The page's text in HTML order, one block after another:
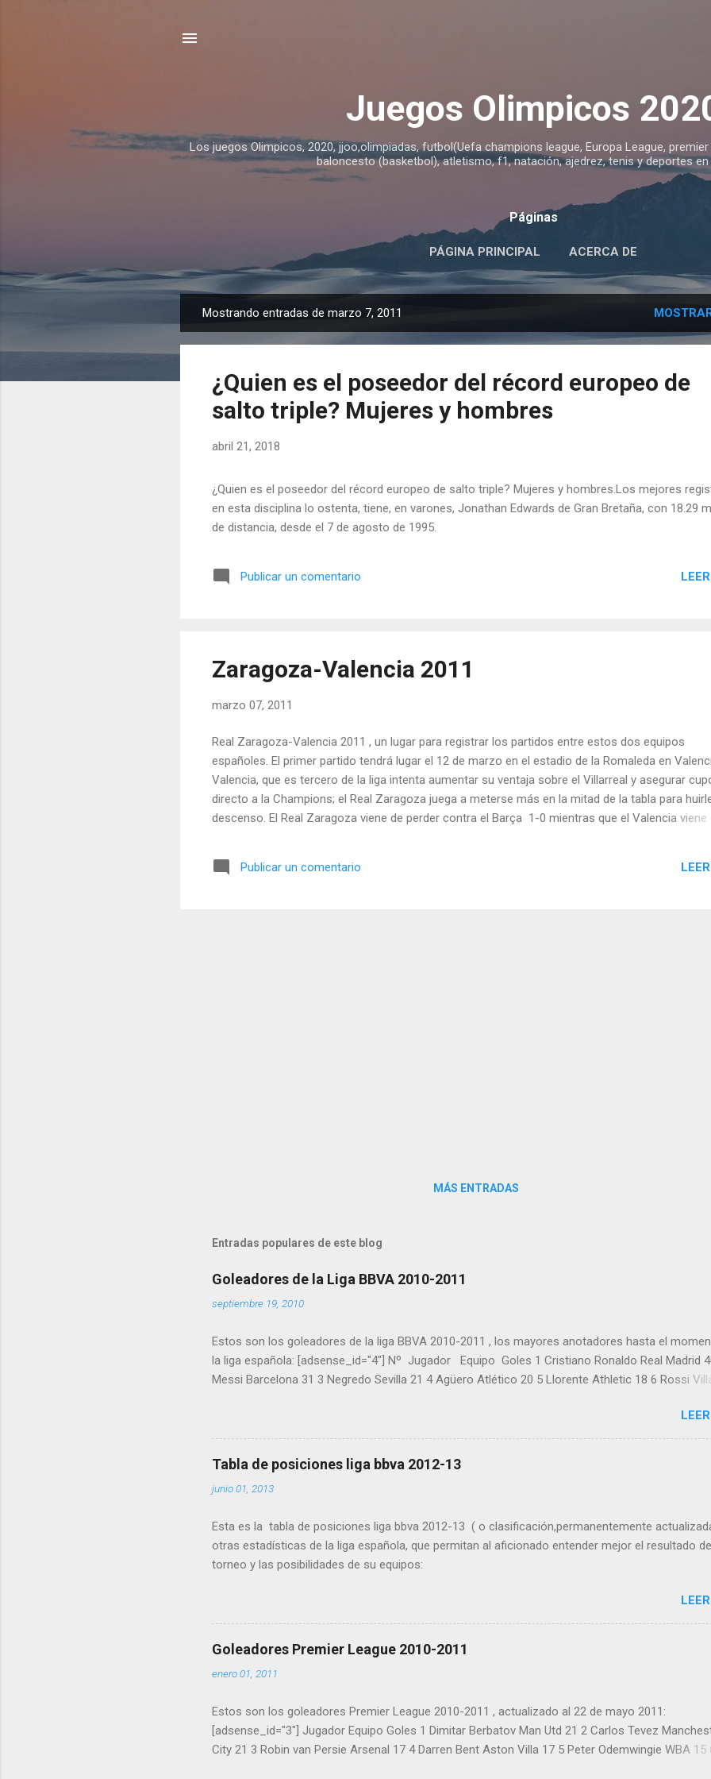
Juegos Olimpicos
Los juegos Olimpicos, 2020, jjoo,olimpiadas, futbol(Uefa champions league, Europa League, premier
baloncesto (basketbol), atletismo, f1, natación, ajedrez, tenis y deportes en
Páginas
PÁGINA PRINCIPAL ACERCA DE
n
Mostrando entradas de marzo 7, 2011
¿Quien es el poseedor del récord europeo de
salto triple? Mujeres y hombres
abril 21, 2018
¿Quien es el poseedor del récord europeo de salto triple? Mujeres y hombres.Los mejores
en esta disciplina lo ostenta, tiene, en varones, Jonathan Edwards de Gran Bretaña, con 18.29
de distancia, desde el 7 de agosto de 1995.
Publicar un comentario
Zaragoza-Valencia 2011
marzo 07, 2011
Real Zaragoza-Valencia 2011 , un lugar para registrar los partidos entre estos dos equipos
españoles. El primer partido tendrá lugar el 12 de marzo en el estadio de la Romaleda en
Valencia, que es tercero de la liga intenta aumentar su ventaja sobre el Villarreal y asegurar
directo a la Champions; el Real Zaragoza juega a meterse más en la mitad de la tabla para
descenso. El Real Zaragoza viene de perder contra el Barça 1-0 mientras que el Valencia viene
ganó el Real Zaragoza 3-0 y en la segunda hubo empate a un gol.La última vez que ganó el
fue en 2009. Como ingrediente extra, tenemos a un Valencia que puede verse afectado por su
Publicar un comentario
MÁS ENTRADAS
Entradas populares de este blog
Goleadores de la Liga BBVA 2010-2011
septiembre 19, 2010
Estos son los goleadores de la liga BBVA 2010-2011 , los mayores anotadores hasta el
la liga española: [adsense_id="4"] Nº Jugador Equipo Goles 1 Cristiano Ronaldo Real Madrid
Messi Barcelona 31 3 Negredo Sevilla 21 4 Agüero Atlético 20 5 Llorente Athletic 18 6 Rossi
Caicedo Levante 13 12 Kanouté Sevilla 13 13 Osvaldo Espanyol 13 14 Pedro Barcelona 13 15
Trezeguet Hércules 12 16 Nilmar Villarreal 11 17 Webó Mallorca 11 18 Aduriz Valencia 10 19
Zaragoza 10 20 Higuaín Real Madrid 10 21 Baptista Málaga 9 22 Diego Castro Sporting 9 23 Manu
Getafe 9 24 Adrián Deportivo 8 25 Colunga Getafe 8 26 Forlán Atlético 8 27 Iniesta Barcelona 8
Luis Fabiano Sao Paulo 8 29 Mata Valencia 8 30 Piatti Almería 8 31 Rosenberg Racing 8 32 Stuani
Almería 7 37 Kennedy Racing 7...
Tabla de posiciones liga bbva 2012-13
junio 01, 2013
Esta es la tabla de posiciones liga bbva 2012-13 ( o clasificación,permanentemente
otras estadísticas de la liga española, que permitan al aficionado entender mejor el resultado
torneo y las posibilidades de su equipos:
Goleadores Premier League 2010-2011
enero 01, 2011
Estos son los goleadores Premier League 2010-2011 , actualizado al 22 de mayo 2011:
[adsense_id="3"] Jugador Equipo Goles 1 Dimitar Berbatov Man Utd 21 2 Carlos Tevez
City 21 3 Robin van Persie Arsenal 17 4 Darren Bent Aston Villa 17 5 Peter Odemwingie WBA 15